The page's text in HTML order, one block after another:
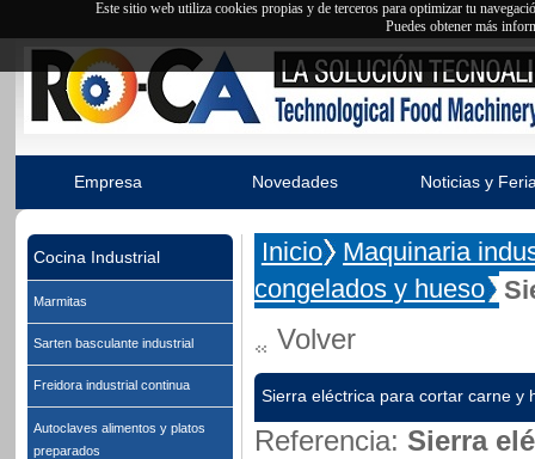
Este sitio web utiliza cookies propias y de terceros para optimizar tu
Puedes obtener más
Empresa Novedades Noticias y
Cocina Industrial
Marmitas
Sarten basculante industrial
Freidora industrial continua
Autoclaves alimentos y platos
preparados
Inicio
Maquinaria
congelados y hueso
Volver
Sierra eléctrica para cortar carne y
Referencia: Sierra